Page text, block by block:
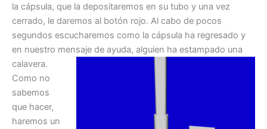
la cápsula, que la depositaremos en su tubo y una vez
cerrado, le daremos al botón rojo. Al cabo de pocos
segundos escucharemos como la cápsula ha regresado y
en nuestro mensaje de ayuda, alguien ha estampado una
calavera.
Como no
sabemos
que hacer,
haremos un